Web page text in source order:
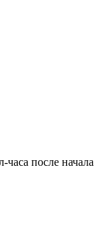
часа после начала